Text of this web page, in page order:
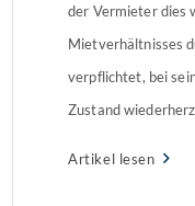
der Vermieter dies
Mietverhältnisses
verpflichtet, bei
Zustand
Artikel lesen